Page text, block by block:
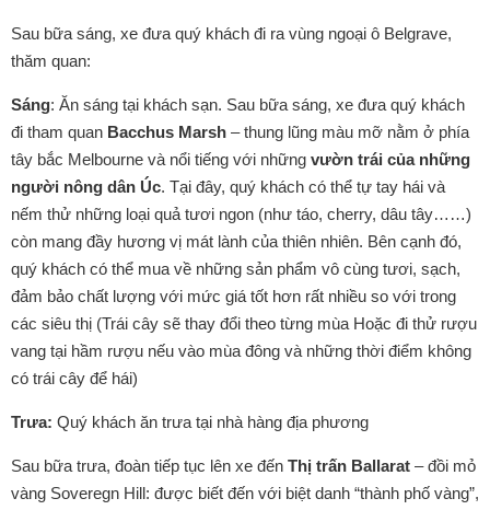
Sau bữa sáng, xe đưa quý khách đi ra vùng ngoại ô Belgrave,
thăm quan:
Sáng: Ăn sáng tại khách sạn. Sau bữa sáng, xe đưa quý khách
đi tham quan Bacchus Marsh – thung lũng màu mỡ nằm ở phía
tây bắc Melbourne và nổi tiếng với những vườn trái của những
người nông dân Úc. Tại đây, quý khách có thể tự tay hái và
nếm thử những loại quả tươi ngon (như táo, cherry, dâu tây……)
còn mang đầy hương vị mát lành của thiên nhiên. Bên cạnh đó,
quý khách có thể mua về những sản phẩm vô cùng tươi, sạch,
đảm bảo chất lượng với mức giá tốt hơn rất nhiều so với trong
các siêu thị (Trái cây sẽ thay đổi theo từng mùa Hoặc đi thử rượu
vang tại hầm rượu nếu vào mùa đông và những thời điểm không
có trái cây để hái)
Trưa: Quý khách ăn trưa tại nhà hàng địa phương
Sau bữa trưa, đoàn tiếp tục lên xe đến Thị trấn Ballarat – đồi mỏ
vàng Soveregn Hill: được biết đến với biệt danh “thành phố vàng”,